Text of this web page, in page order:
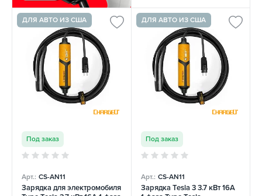
ДЛЯ АВТО ИЗ США
Под заказ
Арт.: CS-AN11
Зарядка для электромобиля
ДЛЯ АВТО ИЗ США
Под заказ
Арт.: CS-AN11
Зарядка Tesla 3 3.7 кВт 16А